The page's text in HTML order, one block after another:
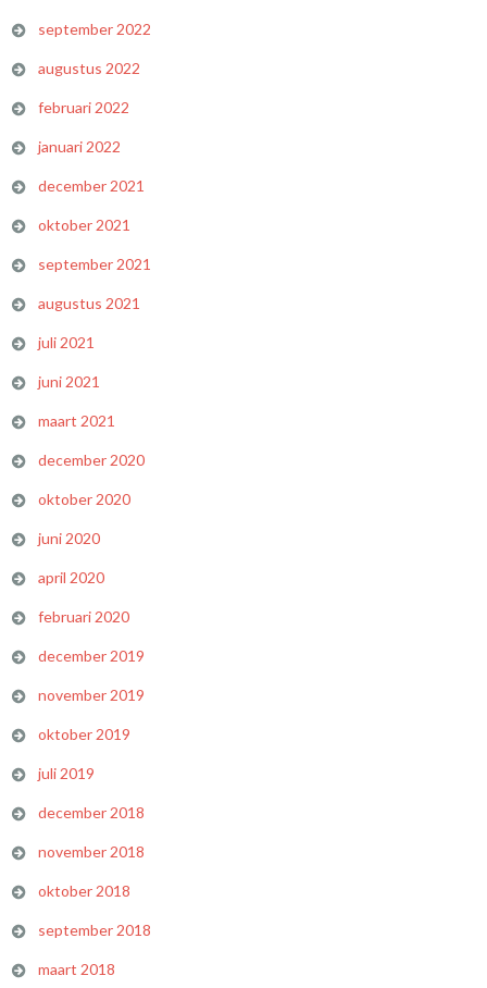
september 2022
augustus 2022
februari 2022
januari 2022
december 2021
oktober 2021
september 2021
augustus 2021
juli 2021
juni 2021
maart 2021
december 2020
oktober 2020
juni 2020
april 2020
februari 2020
december 2019
november 2019
oktober 2019
juli 2019
december 2018
november 2018
oktober 2018
september 2018
maart 2018